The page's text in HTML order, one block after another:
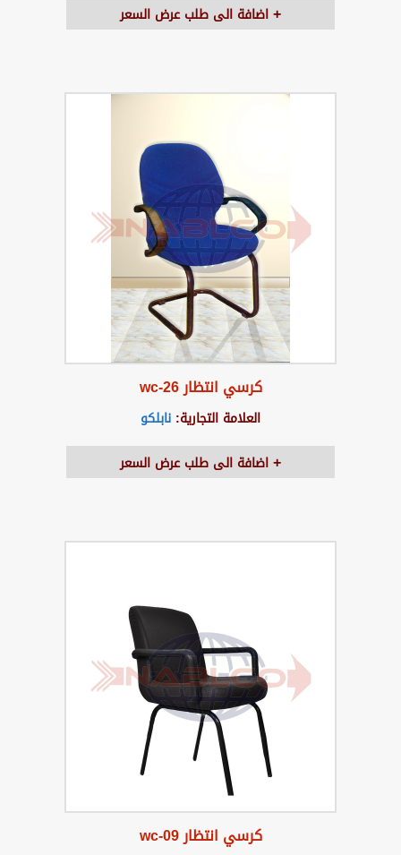
اضافة الى طلب عرض السعر
كرسي انتظار wc-26
العلامة التجارية: نابلكو
اضافة الى طلب عرض السعر
كرسي انتظار wc-09